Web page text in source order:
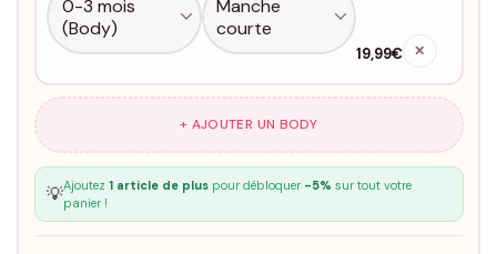
19,99€ ✕
+ AJOUTER UN BODY
💡Ajoutez 1 article de pluspour débloquer -5% sur tout votre
panier !